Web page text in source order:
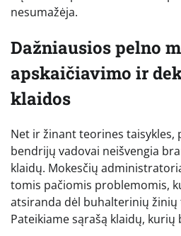
nesumažėja.
Dažniausios pelno
apskaičiavimo ir
klaidos
Net ir žinant teorines taisykles,
bendrijų vadovai neišvengia
klaidų. Mokesčių
tomis pačiomis problemomis,
atsiranda dėl buhalterinių
Pateikiame sąrašą klaidų, kurių